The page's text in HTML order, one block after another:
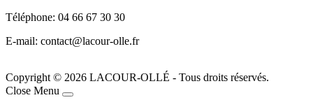
Téléphone: 04 66 67 30 30
E-mail: contact@lacour-olle.fr
Copyright © 2026 LACOUR-OLLÉ - Tous droits réservés.
Joomla! 3 Templates
Close Menu